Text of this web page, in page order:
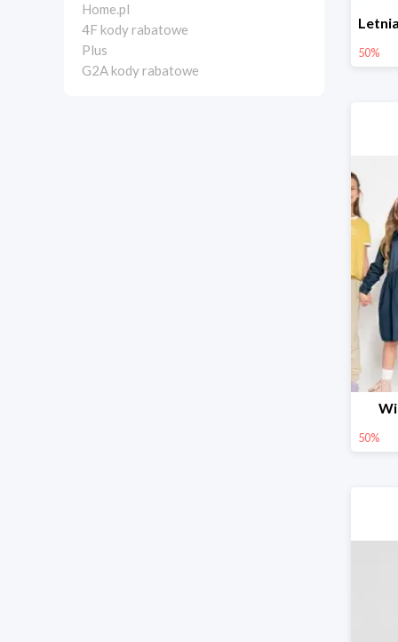
Home.pl
4F kody rabatowe
Plus
G2A kody rabatowe
50%
50%